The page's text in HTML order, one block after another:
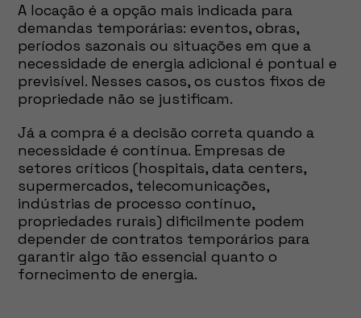
A locação é a opção mais indicada para
demandas temporárias: eventos, obras,
períodos sazonais ou situações em que a
necessidade de energia adicional é pontual e
previsível. Nesses casos, os custos fixos de
propriedade não se justificam.
Já a compra é a decisão correta quando a
necessidade é contínua. Empresas de
setores críticos (hospitais, data centers,
supermercados, telecomunicações,
indústrias de processo contínuo,
propriedades rurais) dificilmente podem
depender de contratos temporários para
garantir algo tão essencial quanto o
fornecimento de energia.